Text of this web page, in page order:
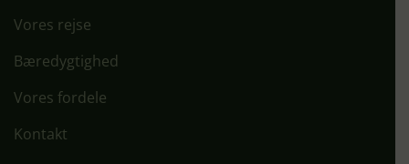
Vores rejse
Bæredygtighed
Vores fordele
Kontakt